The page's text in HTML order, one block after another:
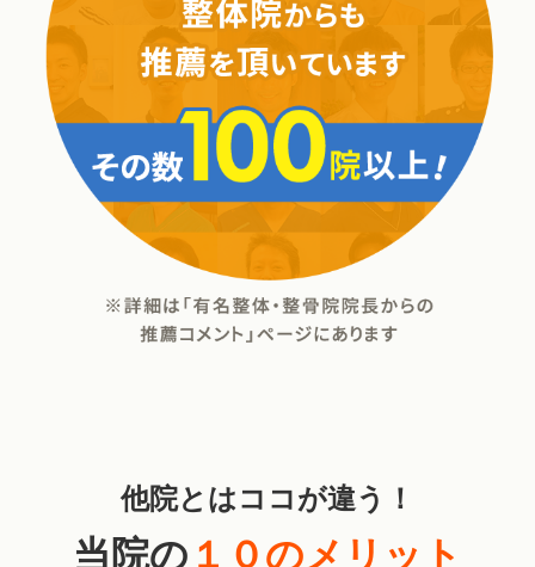
他院とはココが違う！
当院の １０のメリット